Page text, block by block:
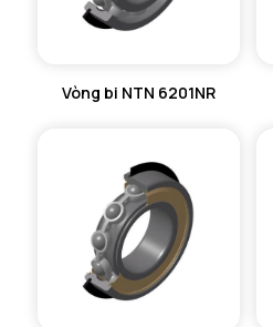
Vòng bi NTN 6201NR